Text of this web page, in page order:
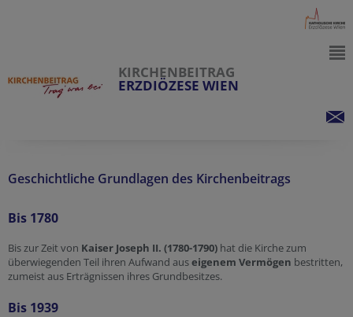
KIRCHENBEITRAG
ERZDIÖZESE WIEN
Geschichtliche Grundlagen des Kirchenbeitrags
Bis 1780
Bis zur Zeit von Kaiser Joseph II. (1780-1790) hat die Kirche zum
überwiegenden Teil ihren Aufwand auseigenem Vermögen bestritten,
zumeist aus Erträgnissen ihres Grundbesitzes.
Bis 1939